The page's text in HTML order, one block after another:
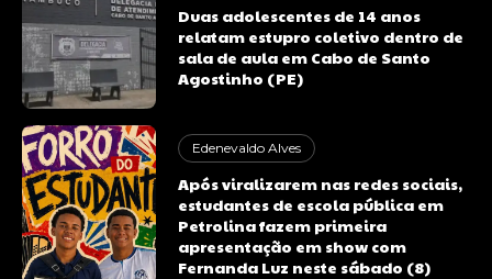
Duas adolescentes de 14 anos
relatam estupro coletivo dentro de
sala de aula em Cabo de Santo
Agostinho (PE)
Edenevaldo Alves
Após viralizarem nas redes sociais,
estudantes de escola pública em
Petrolina fazem primeira
apresentação em show com
Fernanda Luz neste sábado (8)